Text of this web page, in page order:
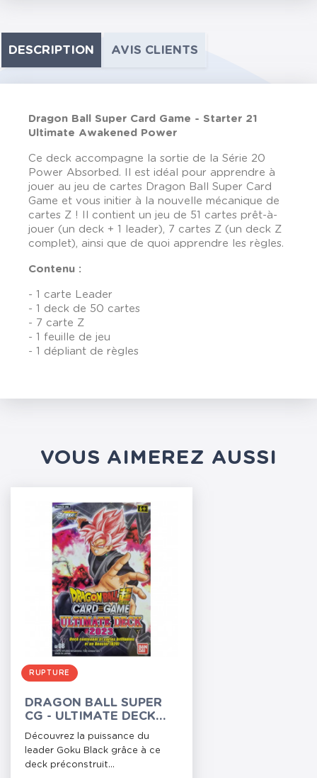
DESCRIPTION AVIS CLIENTS
Dragon Ball Super Card Game - Starter 21
Ultimate Awakened Power
Ce deck accompagne la sortie de la Série 20
Power Absorbed. Il est idéal pour apprendre à
jouer au jeu de cartes Dragon Ball Super Card
Game et vous initier à la nouvelle mécanique de
cartes Z ! Il contient un jeu de 51 cartes prêt-à-
jouer (un deck + 1 leader), 7 cartes Z (un deck Z
complet), ainsi que de quoi apprendre les règles.
Contenu :
- 1 carte Leader
- 1 deck de 50 cartes
- 7 carte Z
- 1 feuille de jeu
- 1 dépliant de règles
VOUS AIMEREZ AUSSI
RUPTURE
DRAGON BALL SUPER
CG - ULTIMATE DECK
2023
Découvrez la puissance du
leader Goku Black grâce à ce
deck préconstruit...